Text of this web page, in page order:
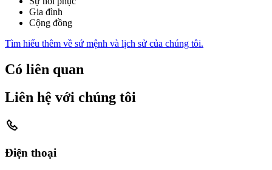
Gia đình
Cộng đồng
Tìm hiểu thêm về sứ mệnh và lịch sử của chúng tôi.
Có liên quan
Liên hệ với chúng tôi
Điện thoại